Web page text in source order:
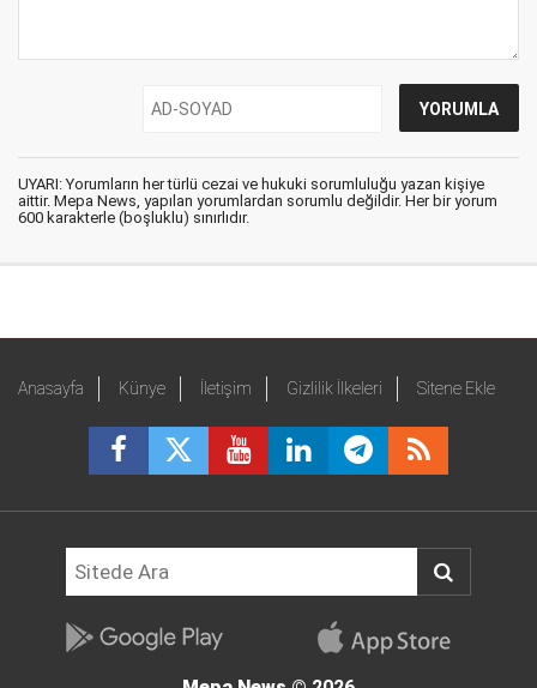
UYARI: Yorumların her türlü cezai ve hukuki sorumluluğu yazan kişiye
aittir. Mepa News, yapılan yorumlardan sorumlu değildir. Her bir yorum
600 karakterle (boşluklu) sınırlıdır.
Anasayfa Künye İletişim Gizlilik İlkeleri Sitene Ekle